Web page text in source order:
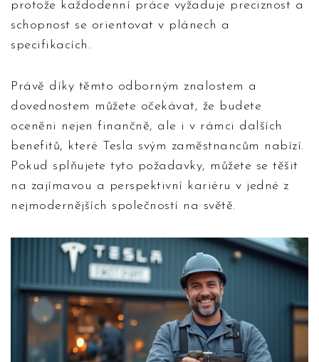
protože každodenní práce vyžaduje preciznost a
schopnost se orientovat v plánech a
specifikacích.
Právě díky těmto odborným znalostem a
dovednostem můžete očekávat, že budete
oceněni nejen finančně, ale i v rámci dalších
benefitů, které Tesla svým zaměstnancům nabízí.
Pokud splňujete tyto požadavky, můžete se těšit
na zajímavou a perspektivní kariéru v jedné z
nejmodernějších společností na světě.